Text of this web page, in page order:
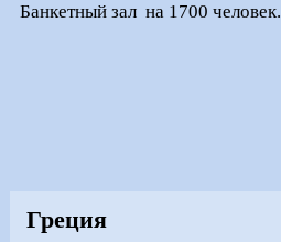
Банкетный зал на 1700 человек.
Греция